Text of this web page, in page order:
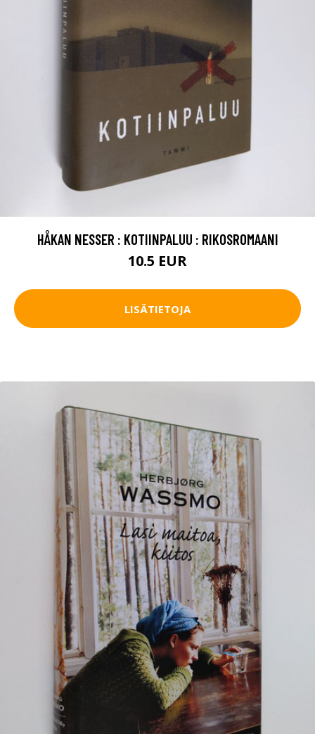
HÅKAN NESSER : KOTIINPALUU : RIKOSROMAANI
10.5 EUR
LISÄTIETOJA